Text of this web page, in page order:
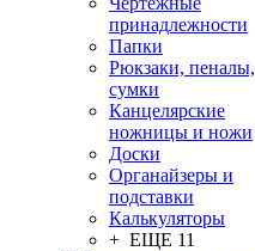
принадлежности
Папки
Рюкзаки, пеналы,
сумки
Канцелярские
ножницы и ножи
Доски
Органайзеры и
подставки
Калькуляторы
+ ЕЩЕ 11